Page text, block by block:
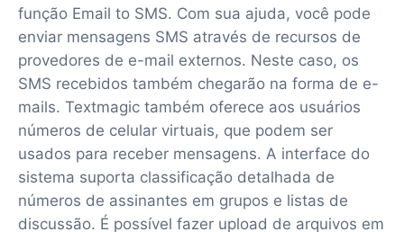
função Email to SMS. Com sua ajuda, você pode
enviar mensagens SMS através de recursos de
provedores de e-mail externos. Neste caso, os
SMS recebidos também chegarão na forma de e-
mails. Textmagic também oferece aos usuários
números de celular virtuais, que podem ser
usados para receber mensagens. A interface do
sistema suporta classificação detalhada de
números de assinantes em grupos e listas de
discussão. É possível fazer upload de arquivos em